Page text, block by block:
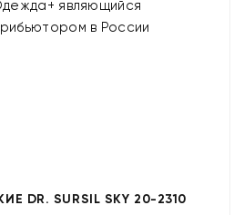
DR. SURSIL SKY 20-2310